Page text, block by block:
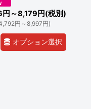
円 ～8,179 円(税別)
円 ～8,997円)
オプション選択